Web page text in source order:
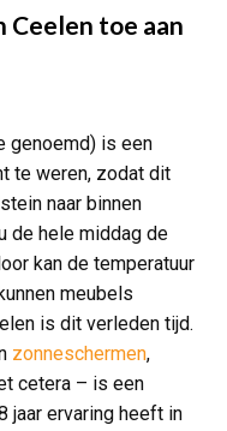
Ceelen toe aan
genoemd) is een
te weren, zodat dit
naar binnen
de hele middag de
kan de temperatuur
meubels
is dit verleden tijd.
zonneschermen,
cetera – is een
jaar ervaring heeft in